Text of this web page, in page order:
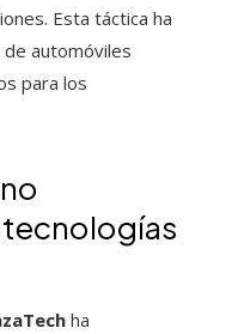
Esta táctica ha
de automóviles
para los
ha